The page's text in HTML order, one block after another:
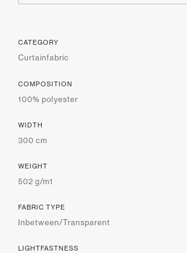
CATEGORY
Curtainfabric
COMPOSITION
100% polyester
WIDTH
300 cm
WEIGHT
502 g/m1
FABRIC TYPE
Inbetween/Transparent
LIGHTFASTNESS